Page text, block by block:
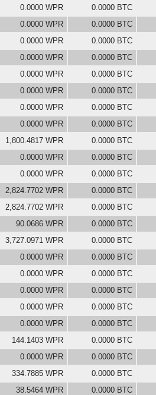
0.0000 WPR 0.0000 BTC
0.0000 WPR 0.0000 BTC
0.0000 WPR 0.0000 BTC
0.0000 WPR 0.0000 BTC
0.0000 WPR 0.0000 BTC
0.0000 WPR 0.0000 BTC
0.0000 WPR 0.0000 BTC
0.0000 WPR 0.0000 BTC
1,800.4817 WPR 0.0000 BTC
0.0000 WPR 0.0000 BTC
0.0000 WPR 0.0000 BTC
2,824.7702 WPR 0.0000 BTC
2,824.7702 WPR 0.0000 BTC
90.0686 WPR 0.0000 BTC
3,727.0971 WPR 0.0000 BTC
0.0000 WPR 0.0000 BTC
0.0000 WPR 0.0000 BTC
0.0000 WPR 0.0000 BTC
0.0000 WPR 0.0000 BTC
0.0000 WPR 0.0000 BTC
144.1403 WPR 0.0000 BTC
0.0000 WPR 0.0000 BTC
334.7885 WPR 0.0000 BTC
38.5464 WPR 0.0000 BTC